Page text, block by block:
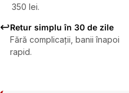
350 lei.
↩️Retur simplu în 30 de zile
Fără complicații, banii înapoi
rapid.